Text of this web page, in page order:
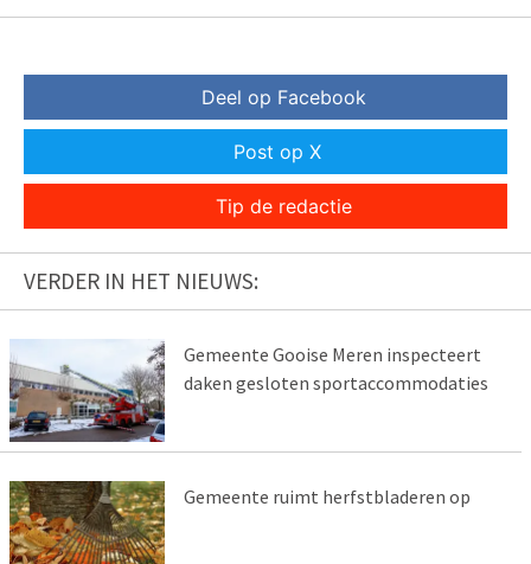
Deel op Facebook
Post op X
Tip de redactie
VERDER IN HET NIEUWS:
Gemeente Gooise Meren inspecteert
daken gesloten sportaccommodaties
Gemeente ruimt herfstbladeren op